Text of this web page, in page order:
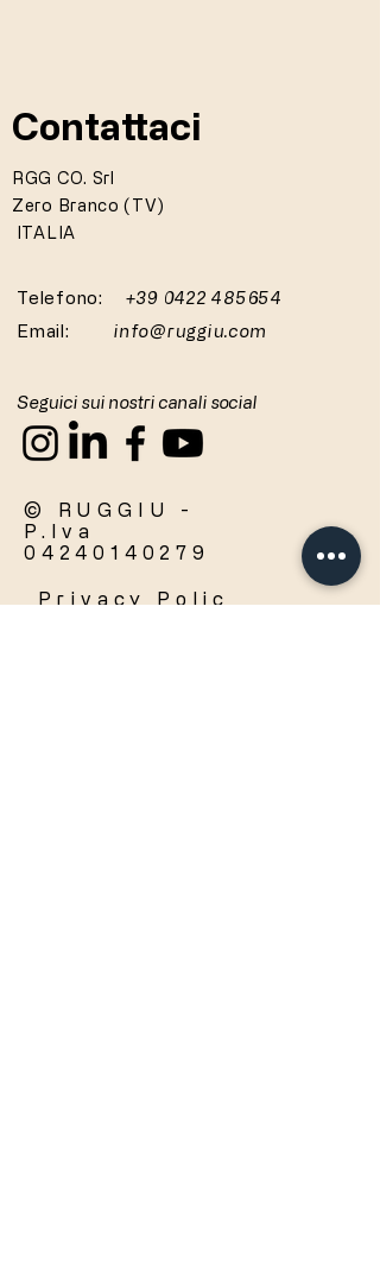
Contattaci
RGG CO. Srl
Zero Branco (TV)
ITALIA
Telefono:
+39 0422 485654
Email: info@ruggiu.com
Seguici sui nostri canali social
© RUGGIU -
P.Iva
04240140279
Privacy
Polic